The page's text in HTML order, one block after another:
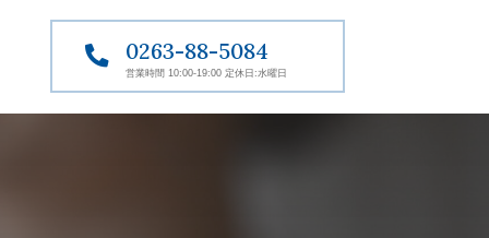
 0263-88-5084
営業時間 10:00-19:00 定休日:水曜日